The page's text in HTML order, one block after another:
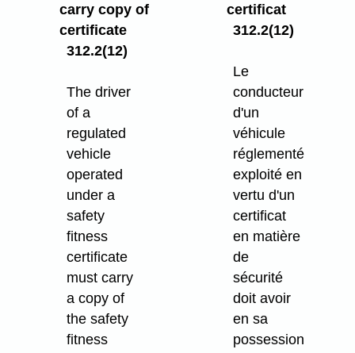
carry copy of
certificate
312.2(12)
The driver
of a
regulated
vehicle
operated
under a
safety
fitness
certificate
must carry
a copy of
the safety
fitness
certificat
312.2(12)
Le
conducteur
d'un
véhicule
réglementé
exploité en
vertu d'un
certificat
en matière
de
sécurité
doit avoir
en sa
possession